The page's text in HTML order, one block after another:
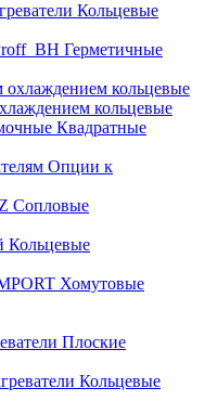
Кольцевые
Герметичные
кольцевые
Квадратные
Опции к
Cопловые
Кольцевые
Хомутовые
Плоские
Кольцевые